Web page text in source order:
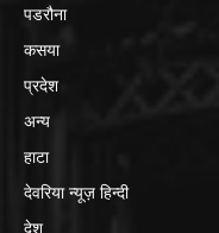
पडरौना
कसया
प्रदेश
अन्य
हाटा
देवरिया न्यूज़ हिन्दी
देश